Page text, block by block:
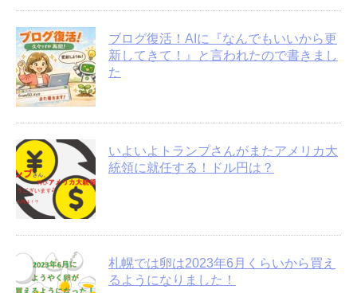
ブログ復活！AIに『なんでもいいから更
新してきて！』と言われたので書きまし
た
いよいよトランプさんがまたアメリカ大
統領に就任する！ドル円は？
札幌では卵は2023年6月くらいから買え
るようになりました！